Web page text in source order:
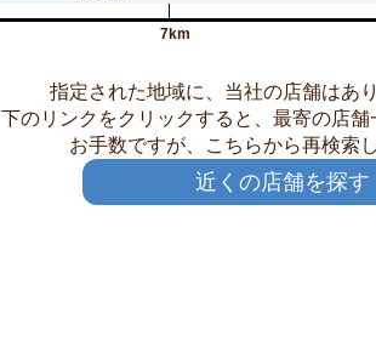
7km
指定された地域に、当社の店舗はあ
下のリンクをクリックすると、最寄の店舗
お手数ですが、こちらから再検索
近くの店舗を探す